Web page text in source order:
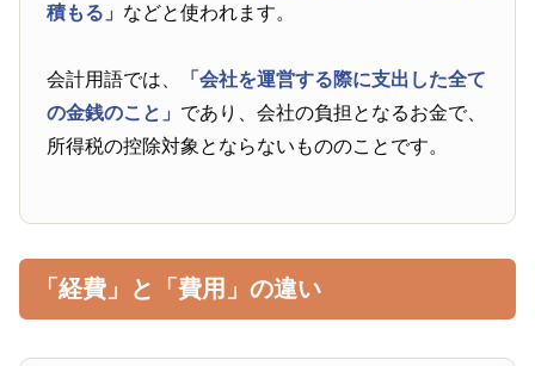
積もる」 などと使われます。
会計用語では、
「会社を運営する際に支出した全て
の金銭のこと」 であり、会社の負担となるお金で、
所得税の控除対象とならないもののことです。
「経費」と「費用」の違い